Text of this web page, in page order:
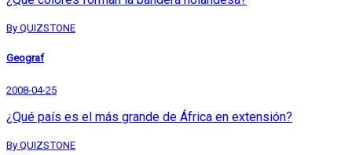
By QUIZSTONE
Geograf
2008-04-25
¿Qué país es el más grande de África en extensión?
By QUIZSTONE